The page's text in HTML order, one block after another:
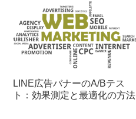
LINE広告バナーのA/Bテス
ト：効果測定と最適化の方法